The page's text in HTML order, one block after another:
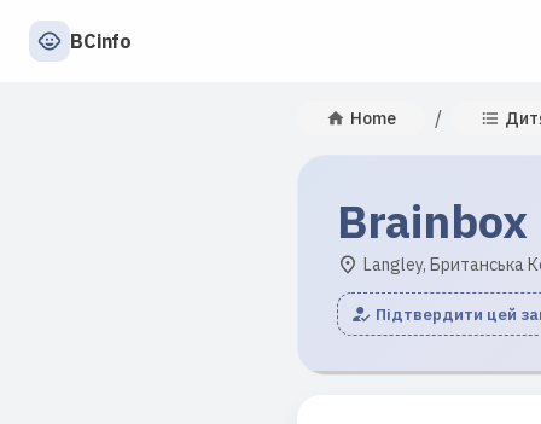
BCinfo
Home /
Langley, Британська
Підтвердити цей